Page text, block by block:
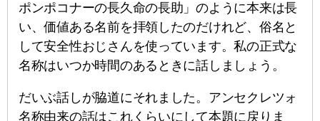
ポンポコナーの長久命の長助」のように本来は長
い、価値ある名前を拝領したのだけれど、俗名と
して安全性おじさんを使っています。私の正式な
名称はいつか時間のあるときに話しましょう。
だいぶ話しが脇道にそれました。アンセクレツォ
名称由来の話はこれくらいにして本題に戻りま